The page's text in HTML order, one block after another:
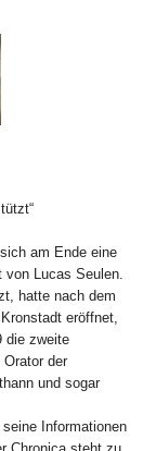
am Ende eine
von Lucas Seulen.
hatte nach dem
eröffnet,
die zweite
der
und sogar
Informationen